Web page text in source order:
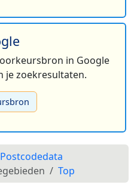
in Google
je zoekresultaten.
Postcodedata
Top